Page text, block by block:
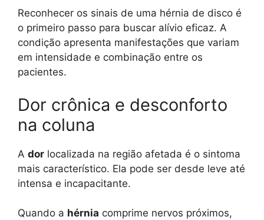
Reconhecer os sinais de uma hérnia de disco é
o primeiro passo para buscar alívio eficaz. A
condição apresenta manifestações que variam
em intensidade e combinação entre os
pacientes.
Dor crônica e desconforto
na coluna
A dor localizada na região afetada é o sintoma
mais característico. Ela pode ser desde leve até
intensa e incapacitante.
Quando a hérnia comprime nervos próximos,